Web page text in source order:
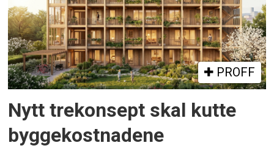
PROFF
Nytt trekonsept skal kutte
byggekostnadene